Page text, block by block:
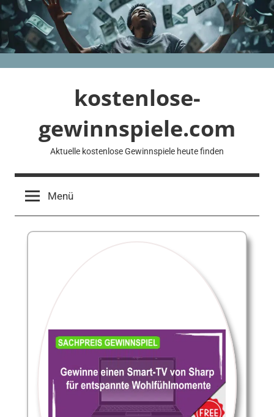
Zum
Inhalt
springen
kostenlose-
gewinnspiele.com
Aktuelle kostenlose Gewinnspiele heute finden
Menü